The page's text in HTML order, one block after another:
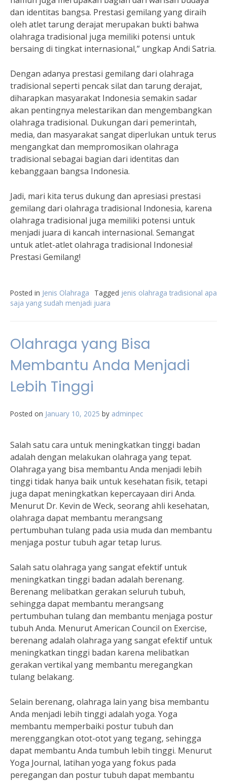
dan identitas bangsa. Prestasi gemilang yang diraih
oleh atlet tarung derajat merupakan bukti bahwa
olahraga tradisional juga memiliki potensi untuk
bersaing di tingkat internasional,” ungkap Andi Satria.
Dengan adanya prestasi gemilang dari olahraga
tradisional seperti pencak silat dan tarung derajat,
diharapkan masyarakat Indonesia semakin sadar
akan pentingnya melestarikan dan mengembangkan
olahraga tradisional. Dukungan dari pemerintah,
media, dan masyarakat sangat diperlukan untuk terus
mengangkat dan mempromosikan olahraga
tradisional sebagai bagian dari identitas dan
kebanggaan bangsa Indonesia.
Jadi, mari kita terus dukung dan apresiasi prestasi
gemilang dari olahraga tradisional Indonesia, karena
olahraga tradisional juga memiliki potensi untuk
menjadi juara di kancah internasional. Semangat
untuk atlet-atlet olahraga tradisional Indonesia!
Prestasi Gemilang!
Posted in Jenis Olahraga Tagged jenis olahraga tradisional apa
saja yang sudah menjadi juara
Olahraga yang Bisa
Membantu Anda Menjadi
Lebih Tinggi
Posted on January 10, 2025 by adminpec
Salah satu cara untuk meningkatkan tinggi badan
adalah dengan melakukan olahraga yang tepat.
Olahraga yang bisa membantu Anda menjadi lebih
tinggi tidak hanya baik untuk kesehatan fisik, tetapi
juga dapat meningkatkan kepercayaan diri Anda.
Menurut Dr. Kevin de Weck, seorang ahli kesehatan,
olahraga dapat membantu merangsang
pertumbuhan tulang pada usia muda dan membantu
menjaga postur tubuh agar tetap lurus.
Salah satu olahraga yang sangat efektif untuk
meningkatkan tinggi badan adalah berenang.
Berenang melibatkan gerakan seluruh tubuh,
sehingga dapat membantu merangsang
pertumbuhan tulang dan membantu menjaga postur
tubuh Anda. Menurut American Council on Exercise,
berenang adalah olahraga yang sangat efektif untuk
meningkatkan tinggi badan karena melibatkan
gerakan vertikal yang membantu meregangkan
tulang belakang.
Selain berenang, olahraga lain yang bisa membantu
Anda menjadi lebih tinggi adalah yoga. Yoga
membantu memperbaiki postur tubuh dan
merenggangkan otot-otot yang tegang, sehingga
dapat membantu Anda tumbuh lebih tinggi. Menurut
Yoga Journal, latihan yoga yang fokus pada
peregangan dan postur tubuh dapat membantu